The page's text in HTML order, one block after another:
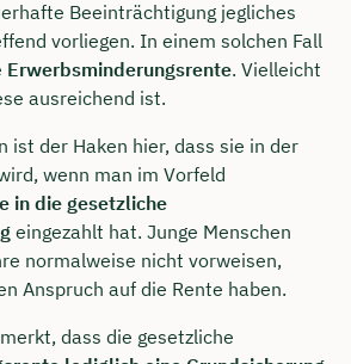
Beeinträchtigung jegliches
vorliegen. In einem solchen Fall
Erwerbsminderungsrente. Vielleicht
ausreichend ist.
ist der Haken hier, dass sie in der
wenn man im Vorfeld
in die gesetzliche
eingezahlt hat. Junge Menschen
normalweise nicht vorweisen,
Anspruch auf die Rente haben.
dass die gesetzliche